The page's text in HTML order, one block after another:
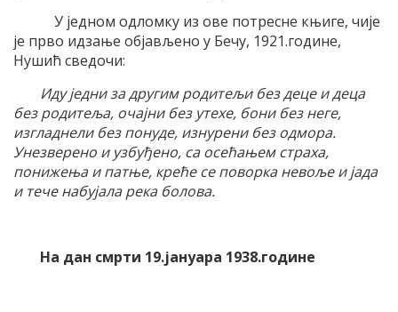
У једном одломку из ове потресне књиге, чије
је прво идзање објављено у Бечу, 1921.године,
Нушић сведочи:
Иду једни за другим родитељи без деце и деца
без родитеља, очајни без утехе, бони без неге,
изгладнели без понуде, изнурени без одмора.
Унезверено и узбуђено, са осећањем страха,
понижења и патње, креће се поворка невоље и јада
и тече набујала река болова.
На дан смрти 19.јануара 1938.године